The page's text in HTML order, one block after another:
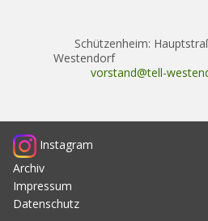
Schützenheim:
Westendorf
vorstand@tell-
Instagram
Archiv
Impressum
Datenschutz